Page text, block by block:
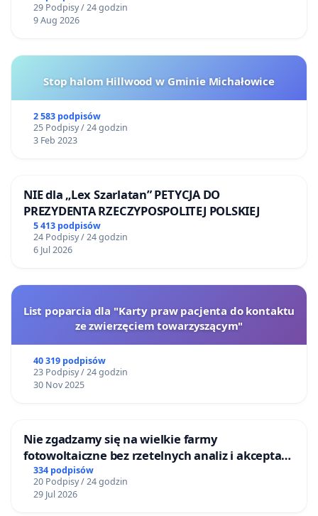
29 Podpisy / 24 godzin
9 Aug 2026
Stop halom Hillwood w Gminie Michałowice
2 583 podpisów
25 Podpisy / 24 godzin
3 Feb 2023
NIE dla „Lex Szarlatan” PETYCJA DO
PREZYDENTA RZECZYPOSPOLITEJ POLSKIEJ
5 413 podpisów
24 Podpisy / 24 godzin
6 Jul 2026
List poparcia dla "Karty praw pacjenta do kontaktu
ze zwierzęciem towarzyszącym"
40 319 podpisów
23 Podpisy / 24 godzin
30 Nov 2025
Nie zgadzamy się na wielkie farmy
fotowoltaiczne bez rzetelnych analiz i akceptacji
mieszkańców
334 podpisów
20 Podpisy / 24 godzin
29 Jul 2026